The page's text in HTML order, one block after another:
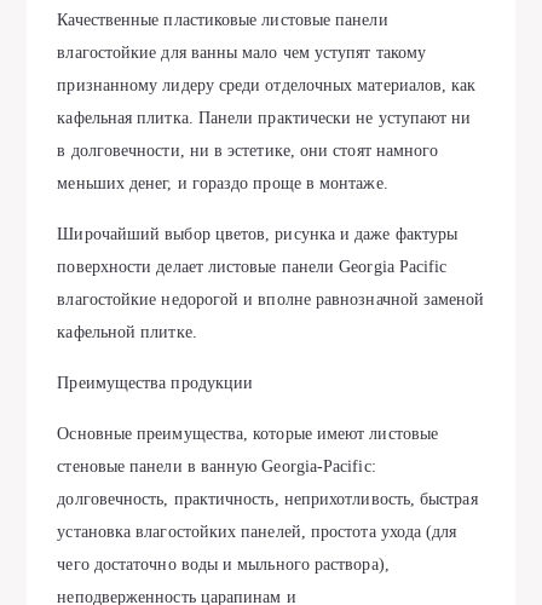
Качественные пластиковые листовые панели
влагостойкие для ванны мало чем уступят такому
признанному лидеру среди отделочных материалов, как
кафельная плитка. Панели практически не уступают ни
в долговечности, ни в эстетике, они стоят намного
меньших денег, и гораздо проще в монтаже.
Широчайший выбор цветов, рисунка и даже фактуры
поверхности делает листовые панели Georgia Рacific
влагостойкие недорогой и вполне равнозначной заменой
кафельной плитке.
Преимущества продукции
Основные преимущества, которые имеют листовые
стеновые панели в ванную Georgia-Рacific:
долговечность, практичность, неприхотливость, быстрая
установка влагостойких панелей, простота ухода (для
чего достаточно воды и мыльного раствора),
неподверженность царапинам и